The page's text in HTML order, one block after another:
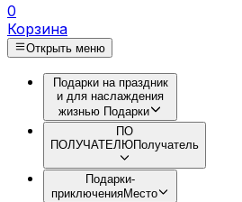
0
Корзина
Открыть меню
Подарки на праздник
и для наслаждения
жизнью Подарки
ПО
ПОЛУЧАТЕЛЮПолучатель
Подарки-
приключенияМесто